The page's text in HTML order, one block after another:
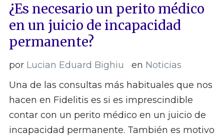
¿Es necesario un perito médico
en un juicio de incapacidad
permanente?
por Lucian Eduard Bighiu en Noticias
Una de las consultas más habituales que nos
hacen en Fidelitis es si es imprescindible
contar con un perito médico en un juicio de
incapacidad permanente. También es motivo